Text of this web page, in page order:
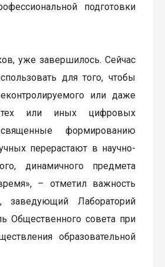
подготовки
уже завершилось. Сейчас
для того, чтобы
или даже
тех или иных цифровых
формированию
перерастают в научно-
динамичного предмета
– отметил важность
заведующий Лабораторий
Общественного совета при
образовательной